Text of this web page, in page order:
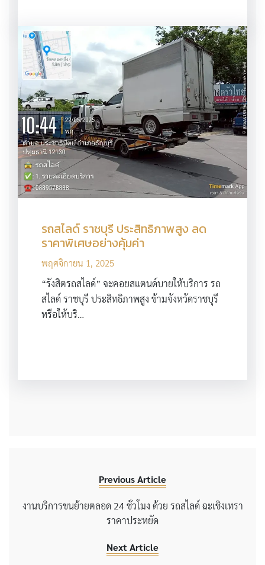
รถสไลด์ ราชบุรี ประสิทธิภาพสูง ลด
ราคาพิเศษอย่างคุ้มค่า
พฤศจิกายน 1, 2025
“รังสิตรถสไลด์” จะคอยสแตนด์บายให้บริการ รถ
สไลด์ ราชบุรี ประสิทธิภาพสูง ข้ามจังหวัดราชบุรี
หรือให้บริ…
Previous Article
งานบริการขนย้ายตลอด 24 ชั่วโมง ด้วย รถสไลด์ ฉะเชิงเทรา
ราคาประหยัด
Next Article